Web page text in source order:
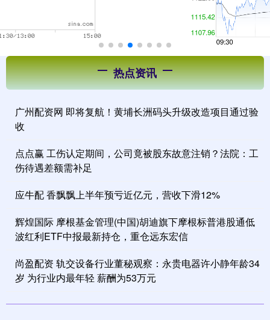
热点资讯
广州配资网 即将复航！黄埔长洲码头升级改造项目通过验
收
点点赢 工伤认定期间，公司竟被股东故意注销？法院：工
伤待遇差额需补足
应牛配 香飘飘上半年预亏近亿元，营收下滑12%
辉煌国际 摩根基金管理(中国)胡迪旗下摩根标普港股通低
波红利ETF中报最新持仓，重仓远东宏信
尚盈配资 轨交设备行业董秘观察：永贵电器许小静年龄34
岁 为行业内最年轻 薪酬为53万元